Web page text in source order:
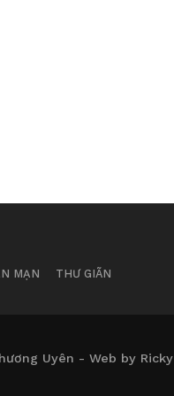
MẠN THƯ GIÃN
Uyên - Web by Ricky